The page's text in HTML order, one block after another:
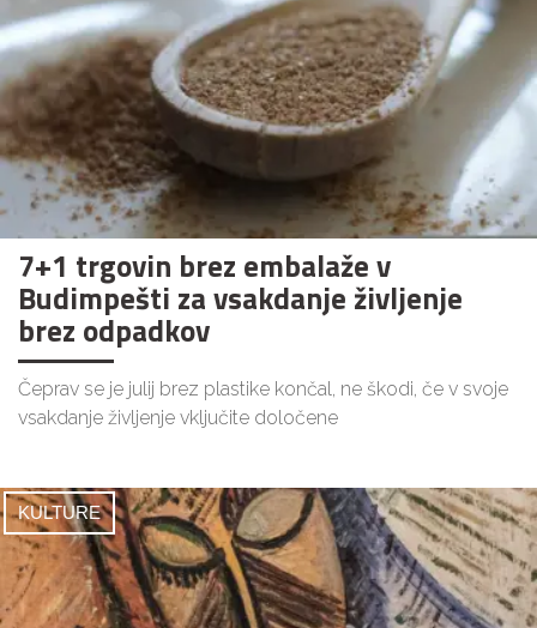
7+1 trgovin brez embalaže v
Budimpešti za vsakdanje življenje
brez odpadkov
Čeprav se je julij brez plastike končal, ne škodi, če v svoje
vsakdanje življenje vključite določene
KULTURE